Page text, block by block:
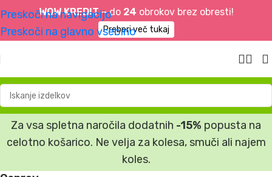
WOW KREDIT –do 24 obrokov brez obresti!
Preberi več tukaj
Preskoči na navigacijo
Preskoči na glavno vsebino
Za vsa spletna naročila dodatnih -15% popusta na
celotno košarico. Ne velja za kolesa, smuči ali najem
koles.